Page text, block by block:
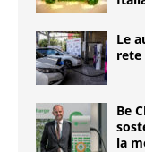
Le
rete
Be
la